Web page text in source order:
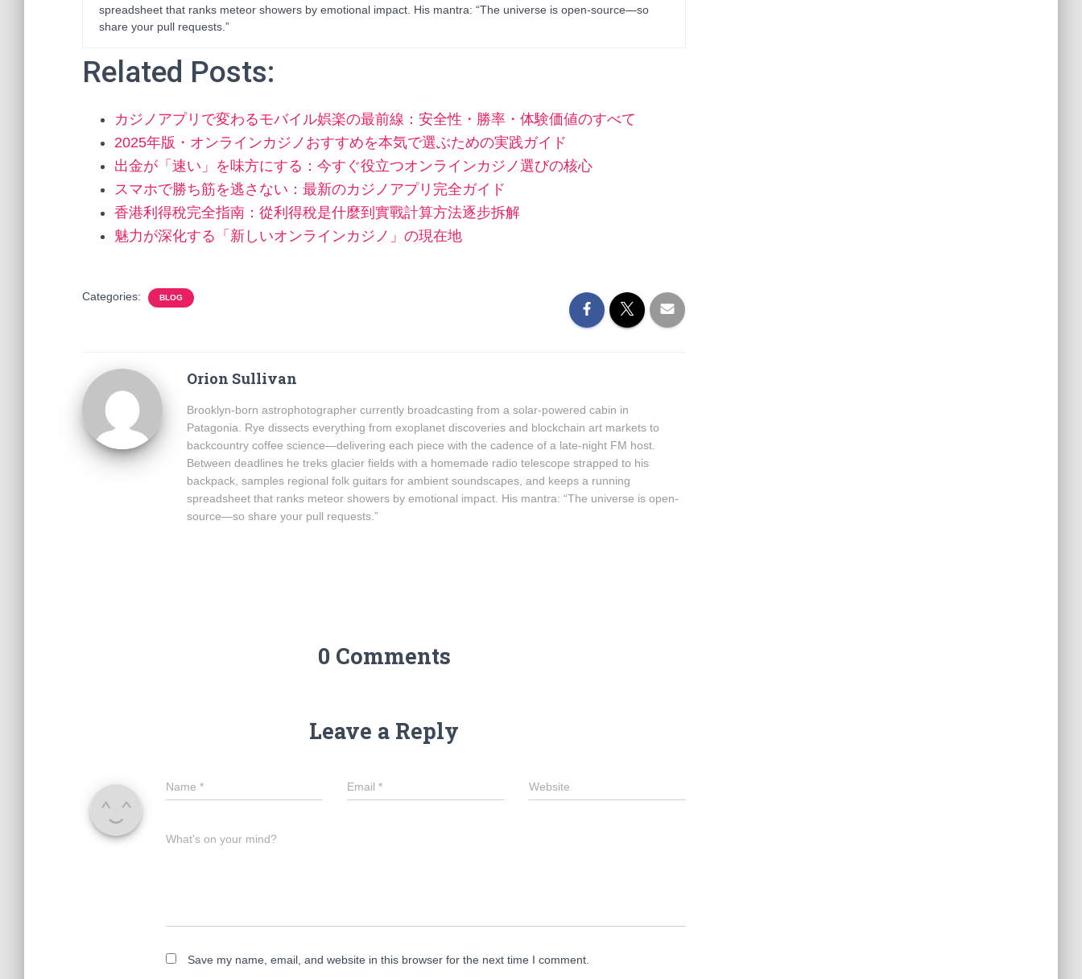
spreadsheet that ranks meteor showers by emotional impact. His mantra: “The universe is open-source—so
share your pull requests.”
Related Posts:
カジノアプリで変わるモバイル娯楽の最前線：安全性・勝率・体験価値のすべて
2025年版・オンラインカジノおすすめを本気で選ぶための実践ガイド
出金が「速い」を味方にする：今すぐ役立つオンラインカジノ選びの核心
スマホで勝ち筋を逃さない：最新のカジノアプリ完全ガイド
香港利得稅完全指南：從利得稅是什麼到實戰計算方法逐步拆解
魅力が深化する「新しいオンラインカジノ」の現在地
Categories: BLOG
Orion Sullivan
Brooklyn-born astrophotographer currently broadcasting from a solar-powered cabin in
Patagonia. Rye dissects everything from exoplanet discoveries and blockchain art markets to
backcountry coffee science—delivering each piece with the cadence of a late-night FM host.
Between deadlines he treks glacier fields with a homemade radio telescope strapped to his
backpack, samples regional folk guitars for ambient soundscapes, and keeps a running
spreadsheet that ranks meteor showers by emotional impact. His mantra: “The universe is open-
source—so share your pull requests.”
0 Comments
Leave a Reply
Name * Email* Website
What's on your mind?
Save my name, email, and website in this browser for the next time I comment.